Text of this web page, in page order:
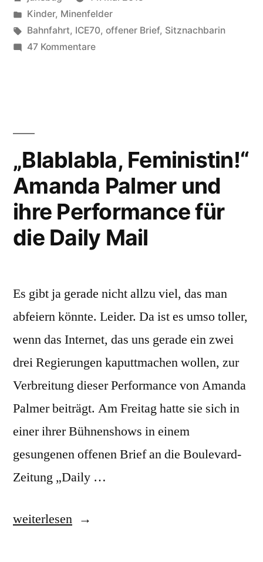
ICE
70
von
Veröffentlicht
in
Kinder, Minenfelder
Schlagwörter:
Bahnfahrt, ICE70, offener Brief, Sitznachbarin
47 Kommentarezu
nach
Hamburg
„Blablabla, Feministin!“
Amanda Palmer und
ihre Performance für
die Daily Mail
Es gibt ja gerade nicht allzu viel, das man
abfeiern könnte. Leider. Da ist es umso toller,
wenn das Internet, das uns gerade ein zwei
drei Regierungen kaputtmachen wollen, zur
Verbreitung dieser Performance von Amanda
Palmer beiträgt. Am Freitag hatte sie sich in
einer ihrer Bühnenshows in einem
gesungenen offenen Brief an die Boulevard-
Zeitung „Daily …
„„Blablabla,
weiterlesen